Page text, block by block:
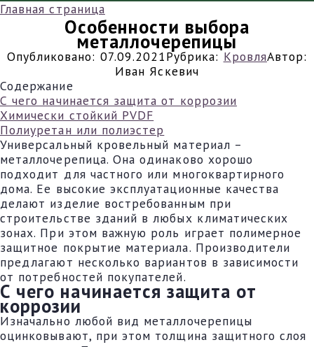
Главная страница
Особенности выбора
металлочерепицы
Опубликовано: 07.09.2021Рубрика: КровляАвтор:
Иван Яскевич
Содержание
С чего начинается защита от коррозии
Химически стойкий PVDF
Полиуретан или полиэстер
Универсальный кровельный материал –
металлочерепица. Она одинаково хорошо
подходит для частного или многоквартирного
дома. Ее высокие эксплуатационные качества
делают изделие востребованным при
строительстве зданий в любых климатических
зонах. При этом важную роль играет полимерное
защитное покрытие материала. Производители
предлагают несколько вариантов в зависимости
от потребностей покупателей.
С чего начинается защита от
коррозии
Изначально любой вид металлочерепицы
оцинковывают, при этом толщина защитного слоя